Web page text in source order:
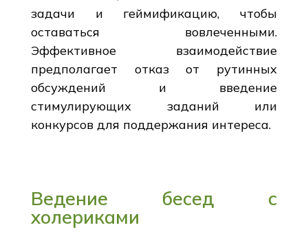
задачи и геймификацию, чтобы
оставаться вовлеченными.
Эффективное взаимодействие
предполагает отказ от рутинных
обсуждений и введение
стимулирующих заданий или
конкурсов для поддержания интереса.
Ведение бесед с
холериками